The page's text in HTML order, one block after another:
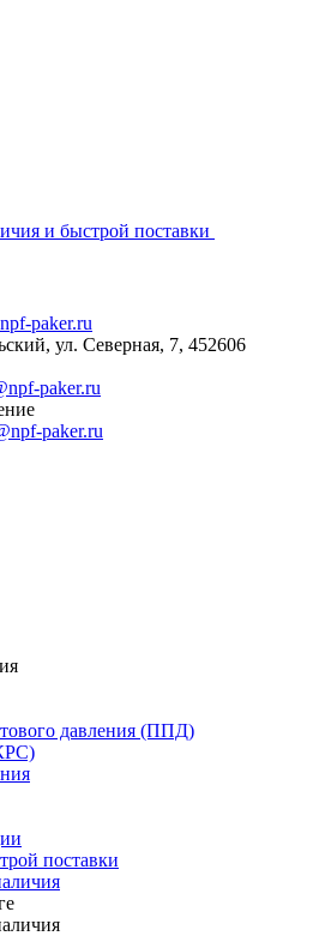
и быстрой поставки
paker.ru
ул. Северная, 7, 452606
paker.ru
paker.ru
давления (ППД)
поставки